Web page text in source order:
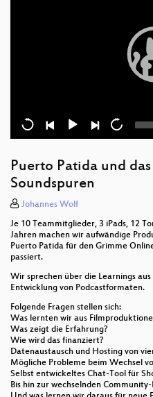
Puerto Patida und
Soundspuren
Johannes Wolf
Je 10 Teammitglieder, 3 iPads, 12
Jahren machen wir aufwändige
Puerto Patida für den Grimme
passiert.
Wir sprechen über die Learnings
Entwicklung von Podcastformaten.
Folgende Fragen stellen sich:
Was lernten wir aus
Was zeigt die Erfahrung?
Wie wird das finanziert?
Datenaustausch und Hosting von
Mögliche Probleme beim Wechsel
Selbst entwickeltes Chat-Tool für
Bis hin zur wechselnden